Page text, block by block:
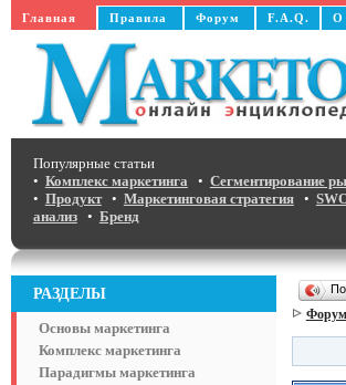
Главная Правила Форум F.A.Q. О
Популярные статьи
• Комплекс маркетинга • Сегментирование
• Продукт• Маркетинговая стратегия•
анализ• Бренд
РАЗДЕЛЫ
Основы маркетинга
Комплекс маркетинга
Парадигмы маркетинга
Форум